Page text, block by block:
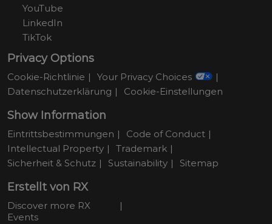
YouTube
LinkedIn
TikTok
Privacy Options
Cookie-Richtlinie
Your Privacy Choices
Datenschutzerklärung
Cookie-Einstellungen
Show Information
Eintrittsbestimmungen
Code of Conduct
Intellectual Property
Trademark
Sicherheit & Schutz
Sustainability Sitemap
Erstellt von RX
Discover more RX
Events